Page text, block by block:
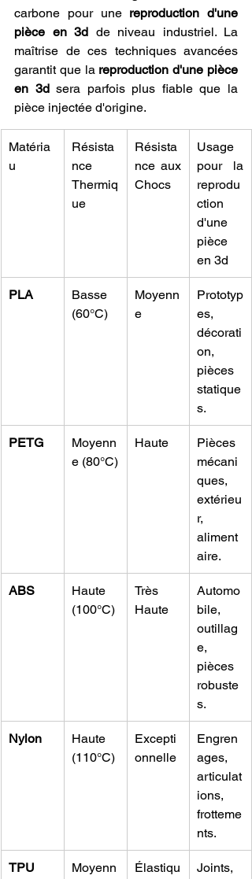
carbone pour une reproduction d'une
pièce en 3d de niveau industriel. La
maîtrise de ces techniques avancées
garantit que la reproduction d'une pièce
en 3d sera parfois plus fiable que la
pièce injectée d'origine.
Matéria
u
Résista
nce
Thermiq
ue
Résista
nce aux
Chocs
Usage
pour la
reprodu
ction
d'une
pièce
en 3d
PLA
Basse
(60°C)
Moyenn
e
Prototyp
es,
décorati
on,
pièces
statique
s.
PETG
Moyenn
e (80°C)
Haute
Pièces
mécani
ques,
extérieu
r,
aliment
aire.
ABS
Haute
(100°C)
Très
Haute
Automo
bile,
outillag
e,
pièces
robuste
s.
Nylon
Haute
(110°C)
Excepti
onnelle
Engren
ages,
articulat
ions,
frotteme
nts.
TPU
Moyenn
Élastiqu
Joints,